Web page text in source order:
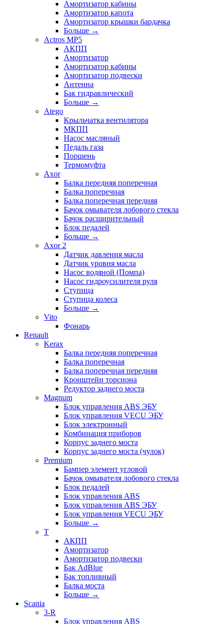
Амортизатор кабины
Амортизатор капота
Амортизатор крышки бардачка
Больше →
Actros MP5
АКПП
Амортизатор
Амортизатор кабины
Амортизатор подвески
Антенна
Бак гидравлический
Больше →
Atego
Крыльчатка вентилятора
МКПП
Насос масляный
Педаль газа
Поршень
Термомуфта
Axor
Балка передняя поперечная
Балка поперечная
Балка поперечная передняя
Бачок омывателя лобового стекла
Бачок расширительный
Блок педалей
Больше →
Axor 2
Датчик давления масла
Датчик уровня масла
Насос водяной (Помпа)
Насос гидроусилителя руля
Ступица
Ступица колеса
Больше →
Vito
Фонарь
Renault
Kerax
Балка передняя поперечная
Балка поперечная
Балка поперечная передняя
Кронштейн торсиона
Редуктор заднего моста
Magnum
Блок управления ABS ЭБУ
Блок управления VECU ЭБУ
Блок электронный
Комбинация приборов
Корпус заднего моста
Корпус заднего моста (чулок)
Premium
Бампер элемент угловой
Бачок омывателя лобового стекла
Блок педалей
Блок управления ABS
Блок управления ABS ЭБУ
Блок управления VECU ЭБУ
Больше →
T
АКПП
Амортизатор
Амортизатор подвески
Бак AdBlue
Бак топливный
Балка моста
Больше →
Scania
3-R
Блок управления ABS